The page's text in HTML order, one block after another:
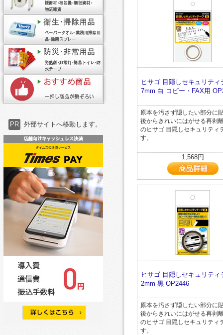
PR 外部サイトへ移動します。
ヒサゴ 目隠しセキュリティ
7mm 白 コピー・FAX用
原本を汚さず隠したい部分に
後からきれいにはがせる再剥
のヒサゴ 目隠しセキュリティ
す。
1,568円
ヒサゴ 目隠しセキュリティ
2mm 黒 OP2446
原本を汚さず隠したい部分に
後からきれいにはがせる再剥
のヒサゴ 目隠しセキュリティ
す。